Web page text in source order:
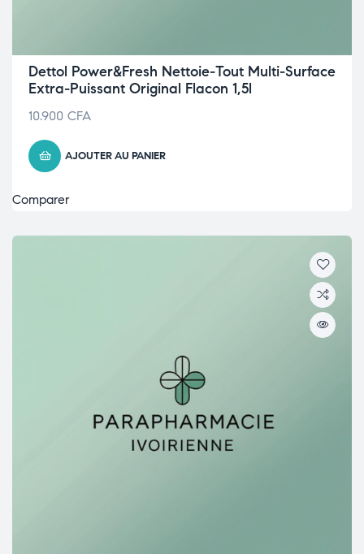
Dettol Power&Fresh Nettoie-Tout Multi-Surface
Extra-Puissant Original Flacon 1,5l
10.900 CFA
AJOUTER AU PANIER
Comparer